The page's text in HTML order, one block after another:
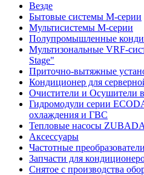
Везде
Бытовые системы M-серии
Мультисистемы M-серии
Полупромышленные
Мультизональные VRF-
Stage"
Приточно-вытяжные
Кондиционер для
Очистители и Осушители
Гидромодули серии
охлаждения и ГВС
Тепловые насосы
Аксесcуары
Частотные преобразователи
Запчасти для
Снятое с производства